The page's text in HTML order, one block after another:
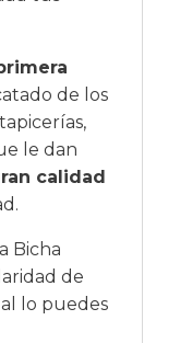
de los
le dan
calidad
Bicha
de
lo puedes